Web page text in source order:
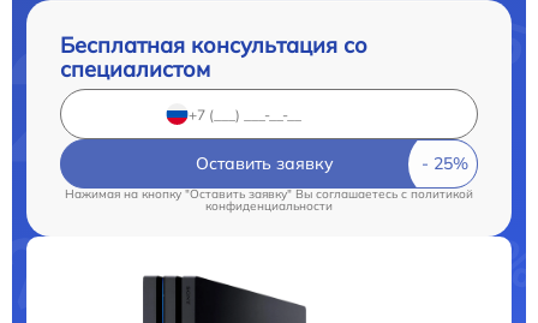
Бесплатная консультация со
специалистом
Оставить заявку
Нажимая на кнопку "Оставить заявку" Вы соглашаетесь cполитикой
конфиденциальности